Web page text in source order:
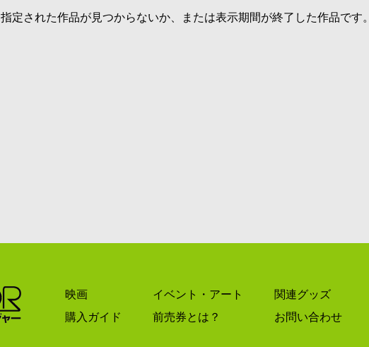
指定された作品が見つからないか、または表示期間が終了した作品です。
映画 イベント・アート 関連グッズ
購入ガイド
前売券とは？ お問い合わせ